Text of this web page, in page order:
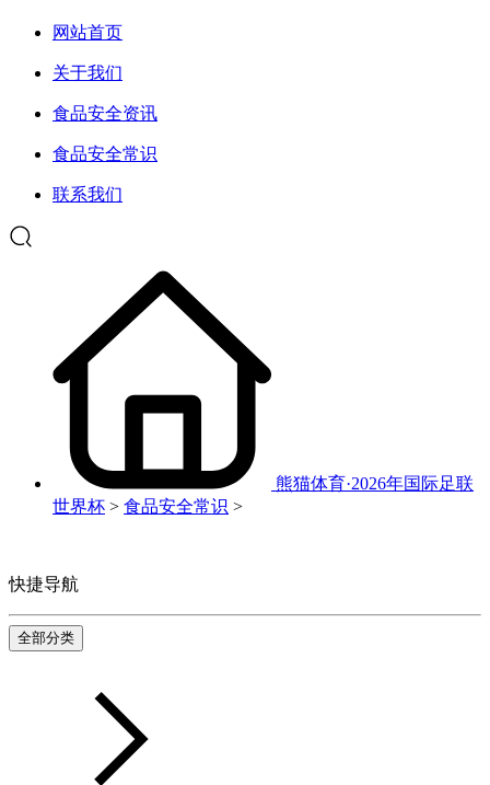
网站首页
关于我们
食品安全资讯
食品安全常识
联系我们
熊猫体育·2026年国际足联
世界杯 > 食品安全常识 >
快捷导航
全部分类